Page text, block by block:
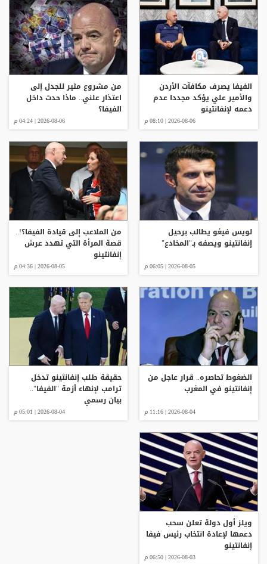
الفيفا يصرف مكافآت الأردن
والأمير علي يؤكد مجددا عدم
دعمه لإنفانتينو
2026-08-06 | 08:10 م
من مشروع مثير للجدل إلى
اعتذار علني.. ماذا حدث داخل
الفيفا؟
2026-08-06 | 04:24 م
لويس فيغو يطالب برحيل
إنفانتينو ويصفه بـ"المخادع"
2026-08-05 | 06:05 م
من الملاعب إلى قيادة الفيفا؟!..
قصة المرأة التي تهدد عرش
إنفانتينو
2026-08-05 | 04:36 م
الضغوط تحاصره.. قرار عاجل من
إنفانتينو في المغرب
2026-08-04 | 11:16 م
حقيقة طلب إنفانتينو تدخل
ترامب لإنهاء أزمة "الفيفا"..
بيان رسمي
2026-08-04 | 05:01 م
ويلز أول دولة تعلن سحب
دعمها لإعادة انتخاب رئيس فيفا
إنفانتينو
2026-08-03 | 06:50 م